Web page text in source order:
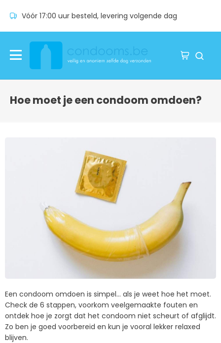
Vóór 17:00 uur besteld, levering volgende dag
Hoe moet je een condoom omdoen?
Een condoom omdoen is simpel… als je weet hoe het moet.
Check de 6 stappen, voorkom veelgemaakte fouten en
ontdek hoe je zorgt dat het condoom niet scheurt of afglijdt.
Zo ben je goed voorbereid en kun je vooral lekker relaxed
blijven.